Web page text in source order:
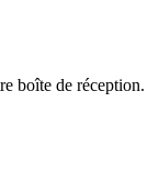
boîte de réception.